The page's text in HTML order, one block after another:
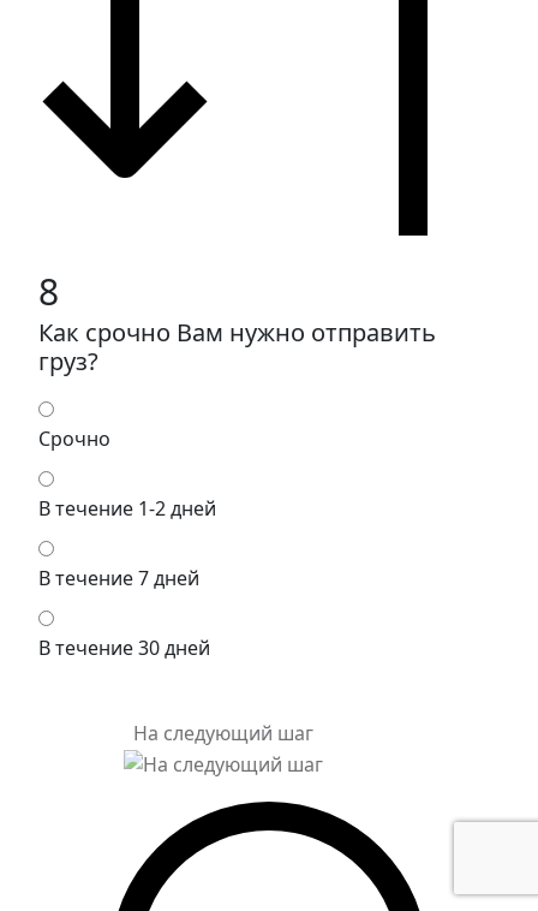
8
Как срочно Вам нужно отправить
груз?
Срочно
В течение 1-2 дней
В течение 7 дней
В течение 30 дней
На следующий шаг